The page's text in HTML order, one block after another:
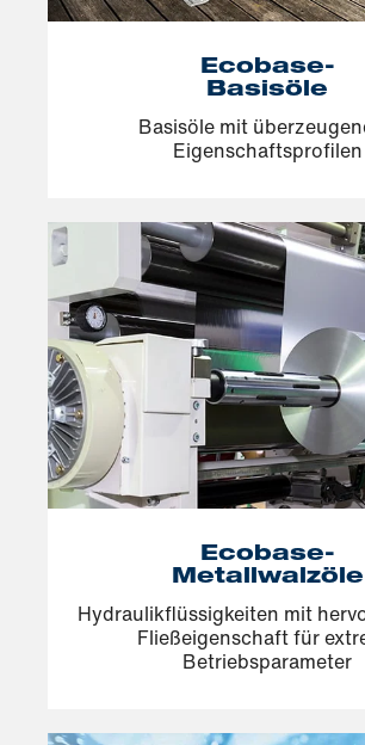
Ecobase-
Basisöle
Basisöle mit
Eigenschaftsprofilen
Ecobase-
Metallwalzöle
Hydraulikflüssigkeiten mit
Fließeigenschaft für
Betriebsparameter